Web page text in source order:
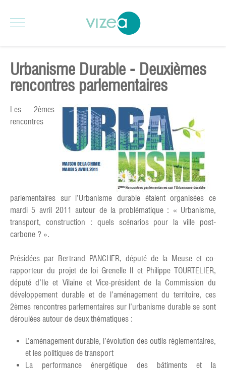
Urbanisme Durable - Deuxièmes
rencontres parlementaires
Les 2èmes
rencontres
parlementaires sur l’Urbanisme durable étaient organisées ce
mardi 5 avril 2011 autour de la problématique : « Urbanisme,
transport, construction : quels scénarios pour la ville post-
carbone ? ».
Présidées par Bertrand PANCHER, député de la Meuse et co-
rapporteur du projet de loi Grenelle II et Philippe TOURTELIER,
député d’Ile et Vilaine et Vice-président de la Commission du
développement durable et de l’aménagement du territoire, ces
2èmes rencontres parlementaires sur l’urbanisme durable se sont
déroulées autour de deux thématiques :
L’aménagement durable, l’évolution des outils réglementaires,
et les politiques de transport
La performance énergétique des bâtiments et la